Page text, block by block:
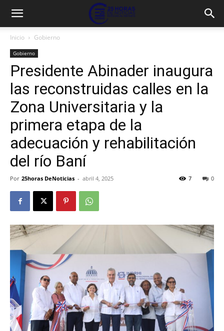
Inicio Gobierno
Gobierno
Presidente Abinader inaugura
las reconstruidas calles en la
Zona Universitaria y la
primera etapa de la
adecuación y rehabilitación
del río Baní
Por 25horas DeNoticias - abril 4, 2025 0
7